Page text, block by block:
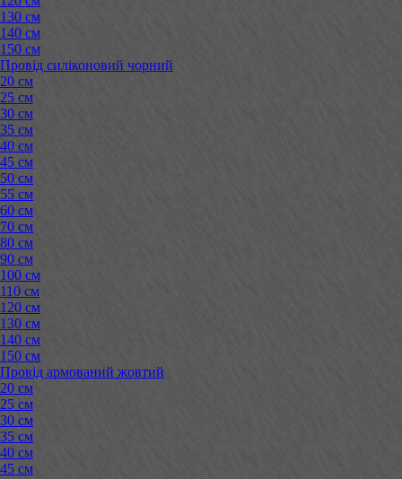
130 см
140 см
150 см
Провід силіконовий чорний
20 см
25 см
30 см
35 см
40 см
45 см
50 см
55 см
60 см
70 см
80 см
90 см
100 см
110 см
120 см
130 см
140 см
150 см
Провід армований жовтий
20 см
25 см
30 см
35 см
40 см
45 см